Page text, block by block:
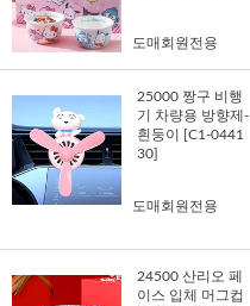
도매회원전용
25000 짱구 비행
기 차량용 방향제-
흰둥이 [C1-0441
30]
도매회원전용
24500 산리오 페
이스 입체 머그컵